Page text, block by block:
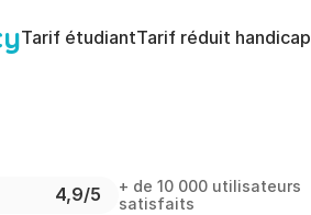
Tarif étudiantTarif réduit handicap
4,9/5
+ de 10 000 utilisateurs
satisfaits